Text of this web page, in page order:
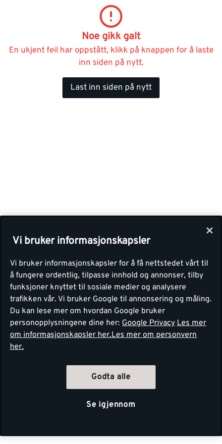
Noe gikk galt
En ukjent feil har oppstått, klikk på knappen for å laste
inn siden på nytt.
Last inn siden på nytt
Vi bruker informasjonskapsler
Vi bruker informasjonskapsler for å få nettstedet vårt til
å fungere ordentlig, tilpasse innhold og annonser, tilby
funksjoner knyttet til sosiale medier og analysere
trafikken vår. Vi bruker Google til annonsering og måling.
Du kan lese mer om hvordan Google bruker
personopplysningene dine her: Google Privacy Les mer
om informasjonskapsler her.Les mer om personvern
her.
Godta alle
Se igjennom